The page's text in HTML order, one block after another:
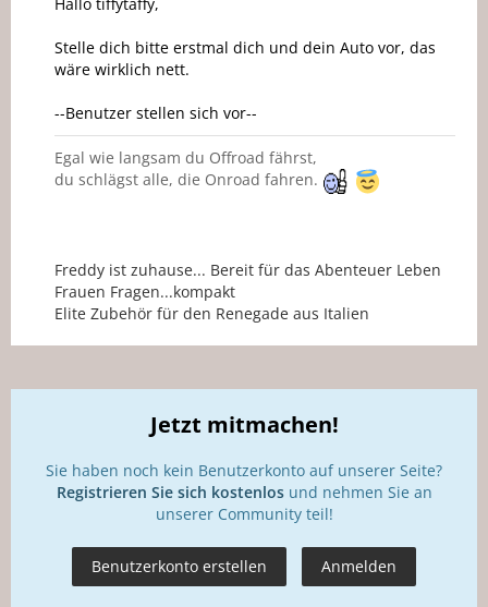
Stelle dich bitte erstmal dich und dein Auto vor, das
wäre wirklich nett.
--Benutzer stellen sich vor--
Egal wie langsam du Offroad fährst,
du schlägst alle, die Onroad fahren.
Freddy ist zuhause... Bereit für das Abenteuer Leben
Frauen Fragen...kompakt
Elite Zubehör für den Renegade aus Italien
Jetzt mitmachen!
Sie haben noch kein Benutzerkonto auf unserer Seite?
Registrieren Sie sich kostenlosund nehmen Sie an
unserer Community teil!
Benutzerkonto erstellen Anmelden